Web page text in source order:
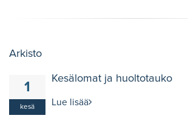
Arkisto
1
kesä
Kesälomat ja huoltotauko
Lue lisää